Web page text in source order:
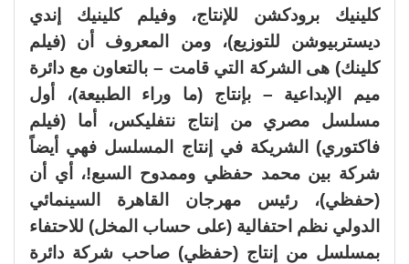
كلينيك برودكشن للإنتاج، وفيلم كلينيك إندي
ديستربيوشن للتوزيع)، ومن المعروف أن (فيلم
كلينك) هى الشركة التي قامت – بالتعاون مع دائرة
ميم الإبداعية – بإنتاج (ما وراء الطبيعة)، أول
مسلسل مصري من إنتاج نتفليكس، أما (فيلم
فاكتوري) الشريكة في إنتاج المسلسل فهي أيضاً
شركة بين محمد حفظي وممدوح السبع!، أي أن
(حفظي)، رئيس مهرجان القاهرة السينمائي
الدولي نظم احتفالية (على حساب المخل) للاحتفاء
بمسلسل من إنتاج (حفظي) صاحب شركة دائرة